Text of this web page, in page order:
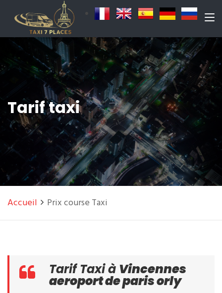
Tarif taxi
Accueil Prix course Taxi
Tarif Taxi à Vincennes
aeroport de paris orly